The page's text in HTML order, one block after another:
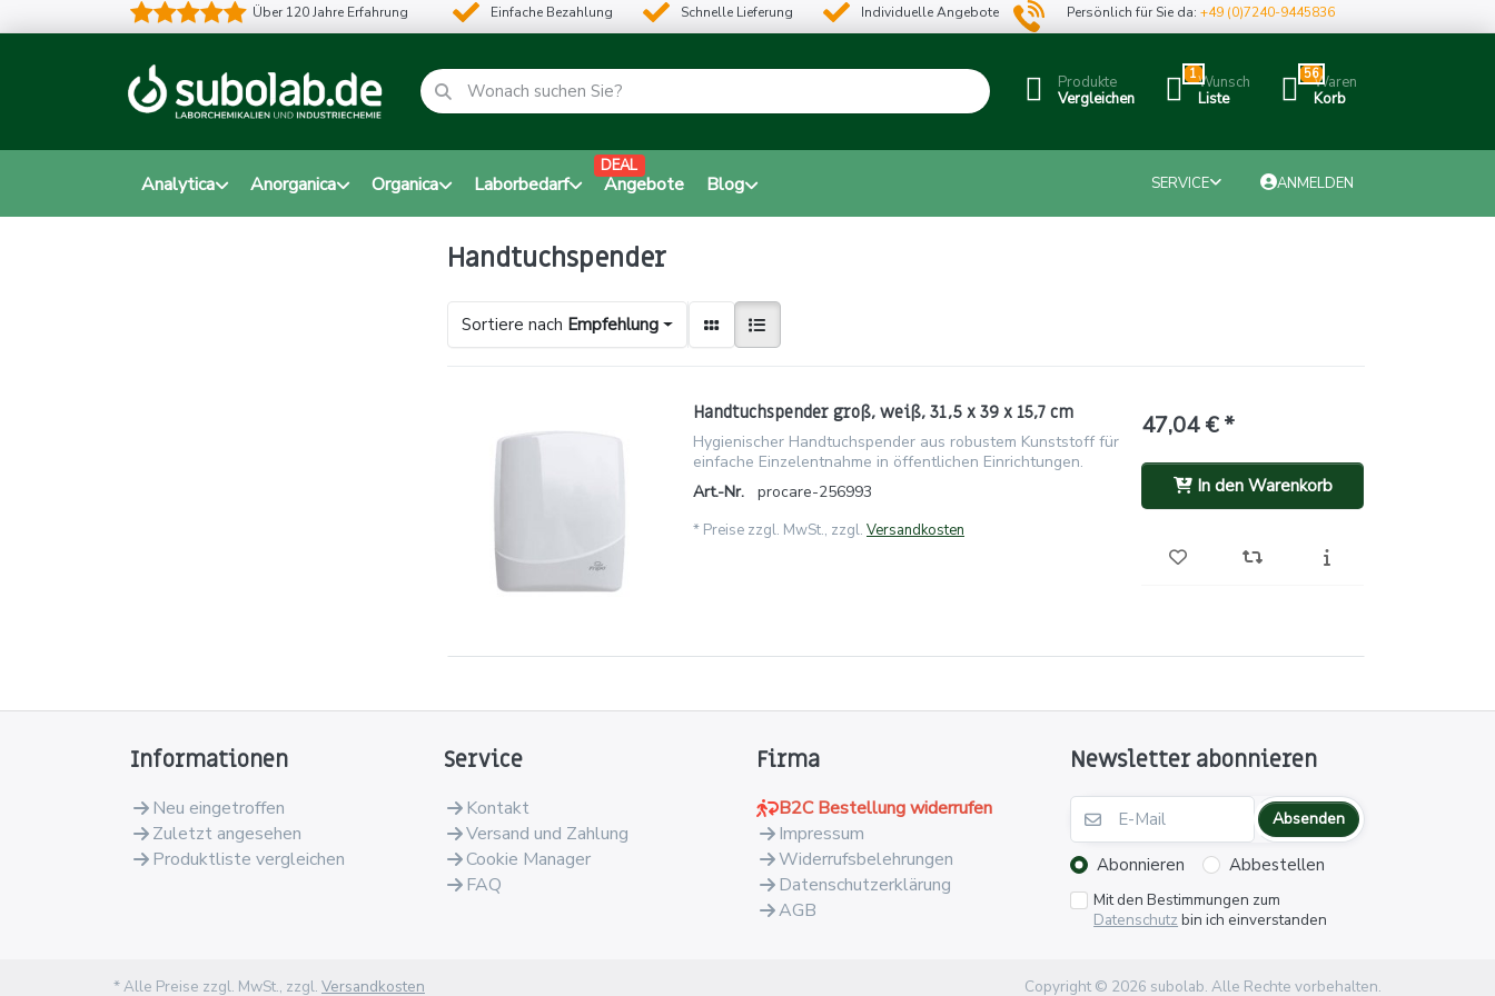
Über 120 Jahre Erfahrung Einfache Bezahlung Schnelle Lieferung Individuelle Angebote Persönlich für Sie da:+49 (0)7240-9445836
Produkte
Vergleichen
1Wunsch
Liste
56Waren
Korb
Analytica Anorganica Organica Laborbedarf Angebote
DEAL
Blog SERVICE ANMELDEN
Handtuchspender
Sortiere nach Empfehlung
Handtuchspender groß, weiß, 31,5 x 39 x 15,7 cm
Hygienischer Handtuchspender aus robustem Kunststoff für
einfache Einzelentnahme in öffentlichen Einrichtungen.
Art.-Nr.
procare-256993
* Preise zzgl. MwSt., zzgl. Versandkosten
47,04 € *
In den Warenkorb
Informationen
Neu eingetroffen
Zuletzt angesehen
Produktliste vergleichen
Service
Kontakt
Versand und Zahlung
Cookie Manager
FAQ
Firma
B2C Bestellung widerrufen
Impressum
Widerrufsbelehrungen
Datenschutzerklärung
AGB
Newsletter abonnieren
Absenden
Abonnieren Abbestellen
Mit den Bestimmungen zum
Datenschutz bin ich einverstanden
* Alle Preise zzgl. MwSt., zzgl. Versandkosten Copyright © 2026 subolab. Alle Rechte vorbehalten.